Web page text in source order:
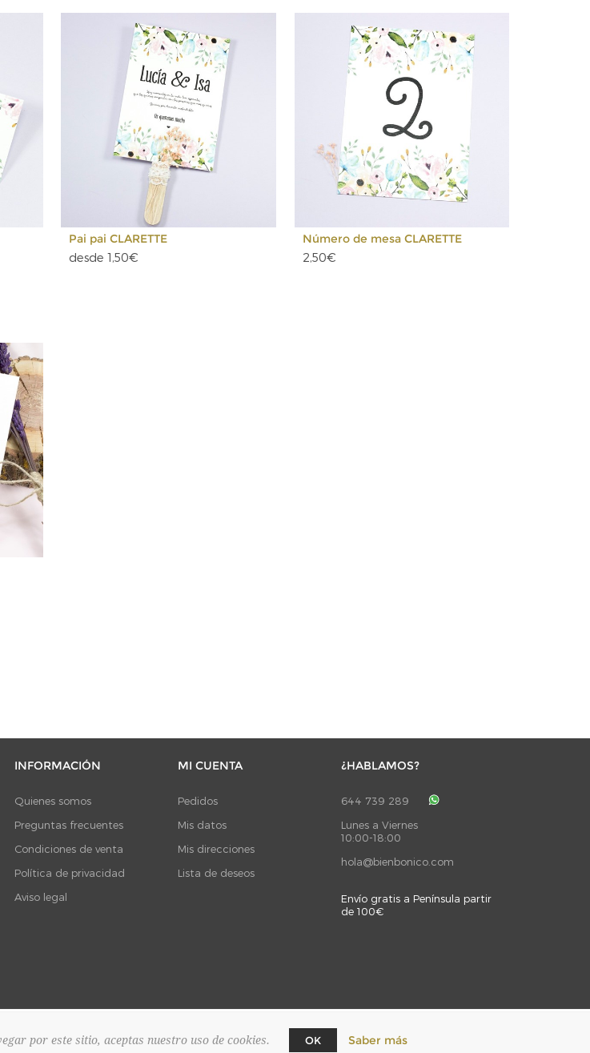
Pai pai CLARETTE
desde 1,50€
Número de mesa CLARETTE
2,50€
INFORMACIÓN
Quienes somos
Preguntas frecuentes
Condiciones de venta
Política de privacidad
Aviso legal
MI CUENTA
Pedidos
Mis datos
Mis direcciones
Lista de deseos
¿HABLAMOS?
644 739 289
Lunes a Viernes
10:00-18:00
hola@bienbonico.com
Envío gratis a Península partir
de 100€
por este sitio, aceptas nuestro uso de cookies. OK Saber más